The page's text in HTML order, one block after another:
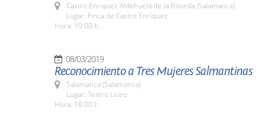
Castro Enriquez Aldehuela de la Bóveda (Salamanca)
Lugar: Finca de Castro Enríquez
Hora: 10:00 h.
08/03/2019
Reconocimiento a Tres Mujeres Salmantinas
Salamanca (Salamanca)
Lugar: Teatro Liceo
Hora: 18:00 h.